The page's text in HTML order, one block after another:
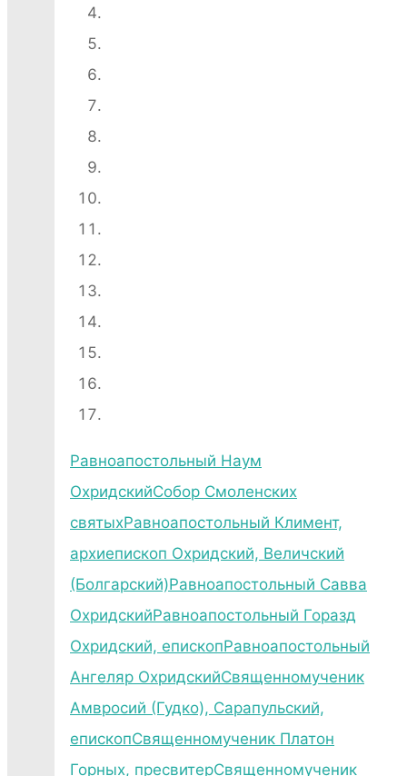
Равноапостольный Наум
ОхридскийСобор Смоленских
святыхРавноапостольный Климент,
архиепископ Охридский, Величский
(Болгарский)Равноапостольный Савва
ОхридскийРавноапостольный Горазд
Охридский, епископРавноапостольный
Ангеляр ОхридскийСвященномученик
Амвросий (Гудко), Сарапульский,
епископСвященномученик Платон
Горных, пресвитерСвященномученик